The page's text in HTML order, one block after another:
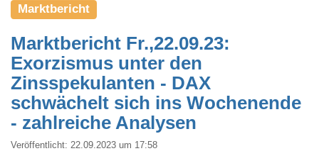
Marktbericht
Marktbericht Fr.,22.09.23:
Exorzismus unter den
Zinsspekulanten - DAX
schwächelt sich ins Wochenende
- zahlreiche Analysen
Veröffentlicht: 22.09.2023 um 17:58